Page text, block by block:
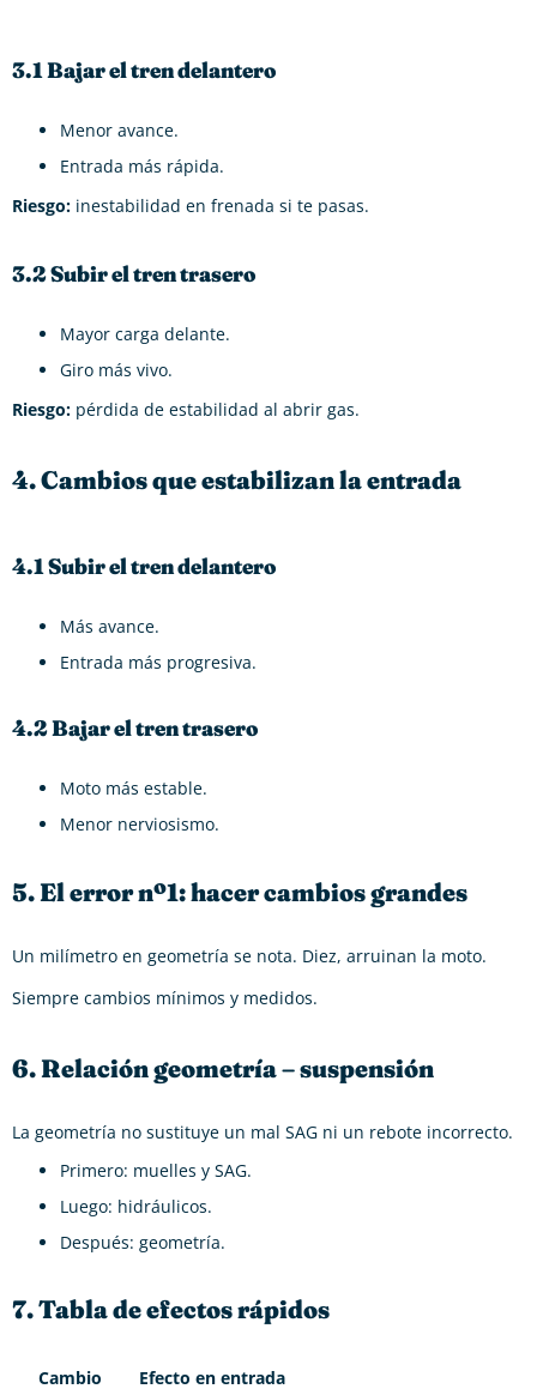
3.1 Bajar el tren delantero
Menor avance.
Entrada más rápida.
Riesgo: inestabilidad en frenada si te pasas.
3.2 Subir el tren trasero
Mayor carga delante.
Giro más vivo.
Riesgo: pérdida de estabilidad al abrir gas.
4. Cambios que estabilizan la entrada
4.1 Subir el tren delantero
Más avance.
Entrada más progresiva.
4.2 Bajar el tren trasero
Moto más estable.
Menor nerviosismo.
5. El error nº1: hacer cambios grandes
Un milímetro en geometría se nota. Diez, arruinan la moto.
Siempre cambios mínimos y medidos.
6. Relación geometría – suspensión
La geometría no sustituye un mal SAG ni un rebote incorrecto.
Primero: muelles y SAG.
Luego: hidráulicos.
Después: geometría.
7. Tabla de efectos rápidos
Cambio Efecto en entrada